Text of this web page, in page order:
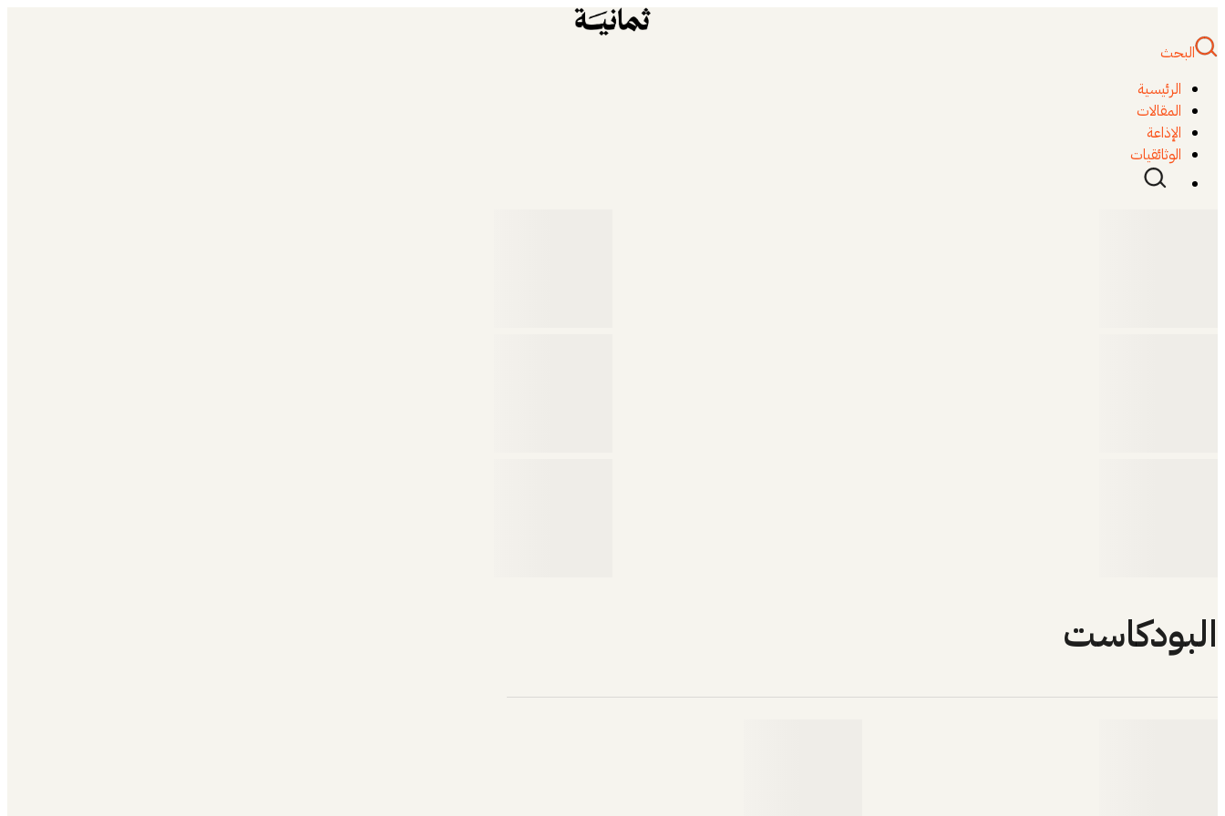
البحث
الرئيسية
المقالات
الإذاعة
الوثائقيات
البودكاست